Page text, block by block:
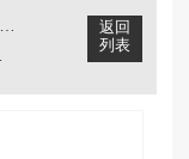
返回
列表